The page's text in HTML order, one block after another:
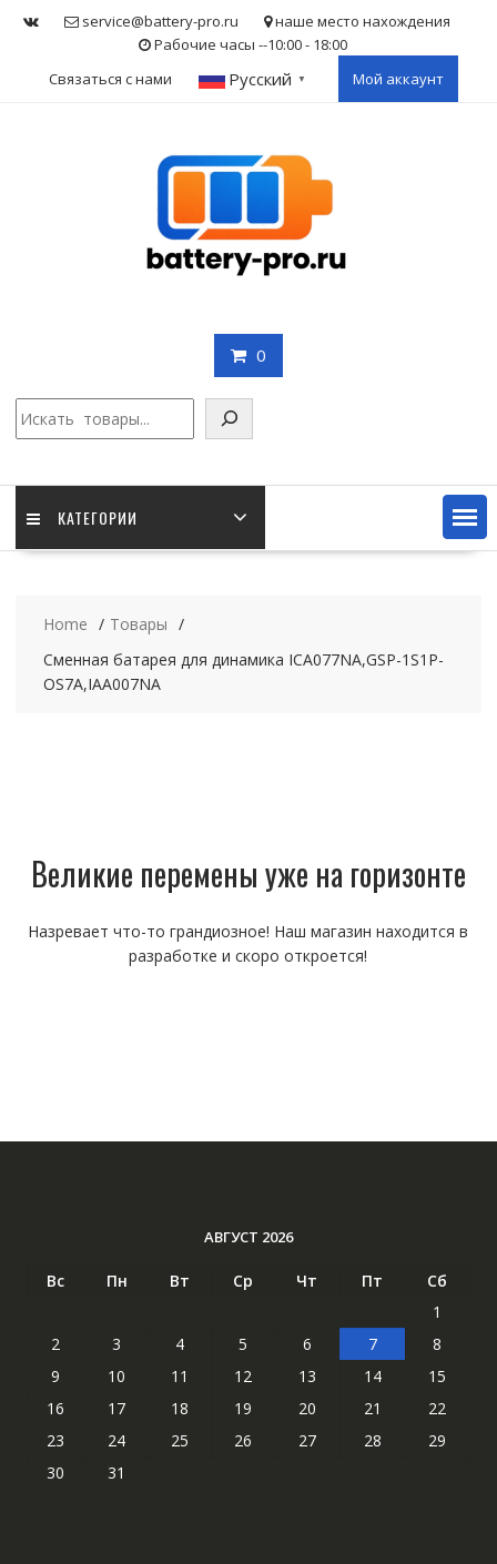
service@battery-pro.ru
наше место нахождения
Рабочие часы --10:00 - 18:00
Связаться с нами
Русский ▼ Мой аккаунт
0
КАТЕГОРИИ
Home
Товары
Сменная батарея для динамика ICA077NA,GSP-1S1P-
OS7A,IAA007NA
Великие перемены уже на горизонте
Назревает что-то грандиозное! Наш магазин находится в
разработке и скоро откроется!
АВГУСТ 2026
Вс Пн Вт Ср Чт Пт
Сб
1
2
3 4 5 6 7
8
9
10 11 12 13 14
15
16
17 18 19 20 21
22
23
24 25 26 27 28
29
30
31